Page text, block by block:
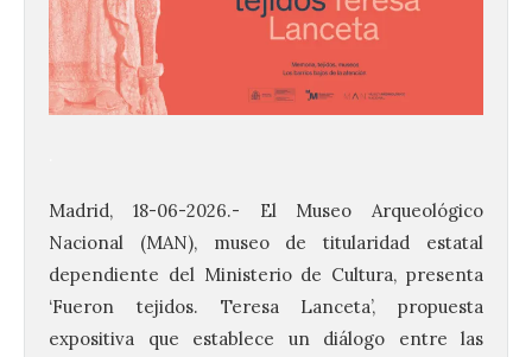
Madrid, 18-06-2026.- El Museo Arqueológico
Nacional (MAN), museo de titularidad estatal
dependiente del Ministerio de Cultura, presenta
‘Fueron tejidos. Teresa Lanceta’, propuesta
expositiva que establece un diálogo entre las